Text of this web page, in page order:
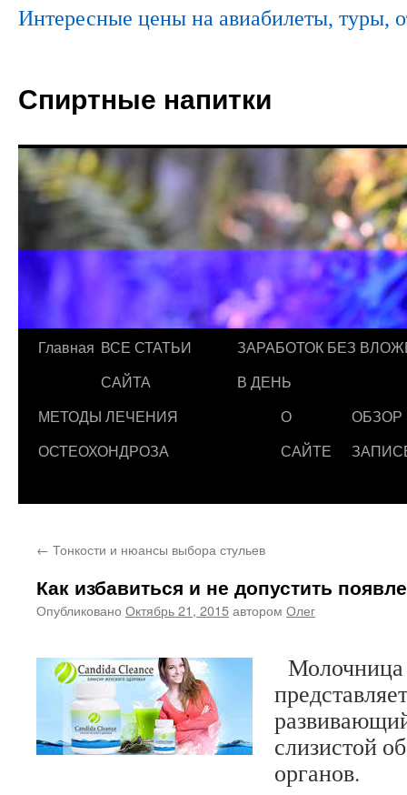
Интересные цены на авиабилеты, туры,
Спиртные напитки
Главная ВСЕ СТАТЬИ
САЙТА
ЗАРАБОТОК БЕЗ
В ДЕНЬ
МЕТОДЫ ЛЕЧЕНИЯ
ОСТЕОХОНДРОЗА
О
САЙТЕ
ОБЗОР
← Тонкости и нюансы выбора стульев
Как избавиться и не допустить
Опубликовано Октябрь 21, 2015автором Олег
Молочница
слизистой
органов.